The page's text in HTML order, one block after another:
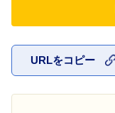
URLをコピー